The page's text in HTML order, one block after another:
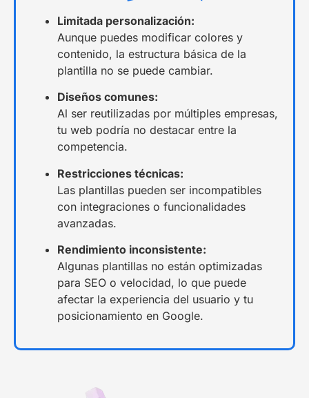
Limitada personalización:
Aunque puedes modificar colores y
contenido, la estructura básica de la
plantilla no se puede cambiar.
Diseños comunes:
Al ser reutilizadas por múltiples empresas,
tu web podría no destacar entre la
competencia.
Restricciones técnicas:
Las plantillas pueden ser incompatibles
con integraciones o funcionalidades
avanzadas.
Rendimiento inconsistente:
Algunas plantillas no están optimizadas
para SEO o velocidad, lo que puede
afectar la experiencia del usuario y tu
posicionamiento en Google.